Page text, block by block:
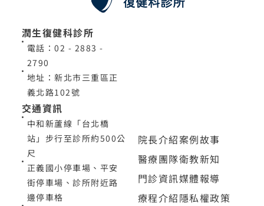
潤生復健科診所
電話：02 - 2883 -
2790
地址：新北市三重區正
義北路102號
交通資訊
中和新蘆線「台北橋
站」步行至診所約500公
尺
正義國小停車場、平安
街停車場、診所附近路
邊停車格
院長介紹
醫療團隊
門診資訊
療程介紹
案例故事
衛教新知
媒體報導
隱私權政策